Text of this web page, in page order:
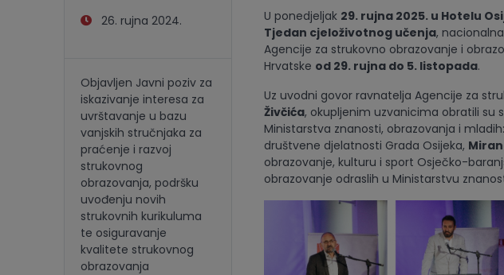
26. rujna 2024.
Objavljen Javni poziv za
iskazivanje interesa za
uvrštavanje u bazu
vanjskih stručnjaka za
praćenje i razvoj
strukovnog
obrazovanja, podršku
uvođenju novih
strukovnih kurikuluma
te osiguravanje
kvalitete strukovnog
obrazovanja
U ponedjeljak 29. rujna 2025. u Hotelu
Tjedan cjeloživotnog učenja,
Agencije za strukovno obrazovanje i
Hrvatske od 29. rujna do 5. listopada.
Uz uvodni govor ravnatelja Agencije za
Živčića, okupljenim uzvanicima obratili su
Ministarstva znanosti, obrazovanja i mladih:
društvene djelatnosti Grada Osijeka,
obrazovanje, kulturu i sport Osječko-
obrazovanje odraslih u Ministarstvu